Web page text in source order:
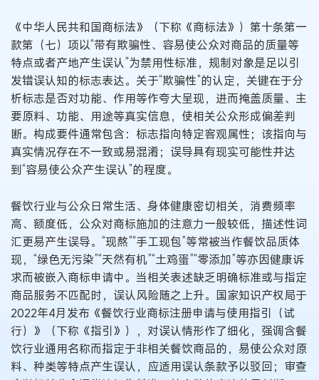
《中华人民共和国商标法》（下称《商标法》）第十条第一
款第（七）项以“带有欺骗性、容易使公众对商品的质量等
特点或者产地产生误认”为禁用性标准，规制对象是足以引
发错误认知的标志表达。关于“欺骗性”的认定，关键在于分
析标志是否对功能、作用等作夸大呈现，进而掩盖质量、主
要原料、功能、用途等真实信息，使相关公众形成偏差判
断。构成要件通常包含：标志指向特定客观属性；该指向与
真实情况存在不一致或易混淆；误导具有现实可能性并达
到“容易使公众产生误认”的程度。
餐饮行业与公众日常生活、身体健康密切相关，消费频率
高、额度低，公众对商标施加的注意力一般较低，描述性词
汇更易产生误导。“现熬”“手工现包”等常被当作餐饮品质体
现，“绿色无污染”“天然有机”“土鸡蛋”“零添加”等亦因健康诉
求而被嵌入商标申请中。当相关表述缺乏明确标准或与指定
商品服务不匹配时，误认风险随之上升。国家知识产权局于
2022年4月发布《餐饮行业商标注册申请与使用指引（试
行）》（下称《指引》），对误认情形作了细化，强调含餐
饮行业通用名称而指定于非相关餐饮商品的，易使公众对原
料、种类等特点产生误认，应适用误认条款予以驳回；审查